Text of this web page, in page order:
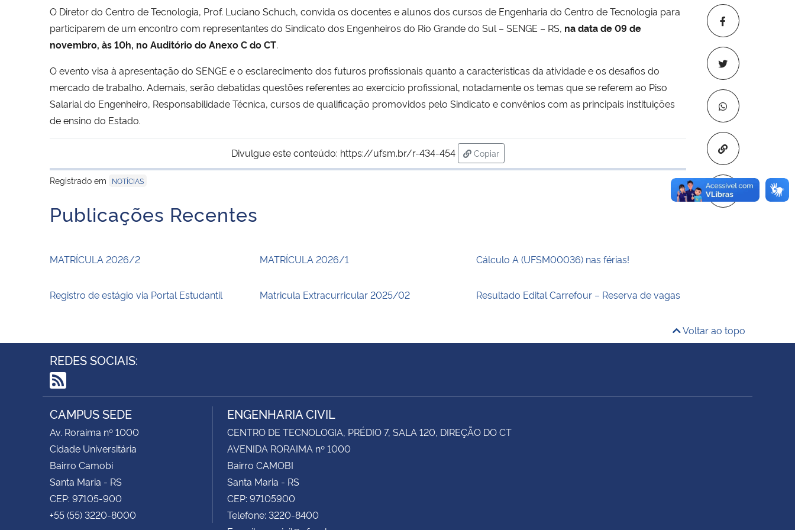
Copiar para
O Diretor do Centro de Tecnologia, Prof. Luciano Schuch, convida os docentes e alunos dos cursos de Engenharia do Centro de Tecnologia para
participarem de um encontro com representantes do Sindicato dos Engenheiros do Rio Grande do Sul – SENGE – RS, na data de 09 de
novembro, às 10h, no Auditório do Anexo C do CT.
O evento visa à apresentação do SENGE e o esclarecimento dos futuros profissionais quanto a características da atividade e os desafios do
mercado de trabalho. Ademais, serão debatidas questões referentes ao exercício profissional, notadamente os temas que se referem ao Piso
Salarial do Engenheiro, Responsabilidade Técnica, cursos de qualificação promovidos pelo Sindicato e convênios com as principais instituições
de ensino do Estado.
Divulgue este conteúdo: https://ufsm.br/r-434-454
Copiar
para área de transferência
Registrado em
NOTÍCIAS
Publicações Recentes
MATRÍCULA 2026/2 MATRÍCULA 2026/1 Cálculo A (UFSM00036) nas férias!
Registro de estágio via Portal Estudantil Matricula Extracurricular 2025/02 Resultado Edital Carrefour – Reserva de vagas
Voltar ao topo
REDES SOCIAIS:
RSS
CAMPUS SEDE
Av. Roraima nº 1000
Cidade Universitária
Bairro Camobi
Santa Maria - RS
CEP: 97105-900
+55 (55) 3220-8000
ENGENHARIA CIVIL
CENTRO DE TECNOLOGIA, PRÉDIO 7, SALA 120, DIREÇÃO DO CT
AVENIDA RORAIMA nº 1000
Bairro CAMOBI
Santa Maria - RS
CEP: 97105900
Telefone: 3220-8400